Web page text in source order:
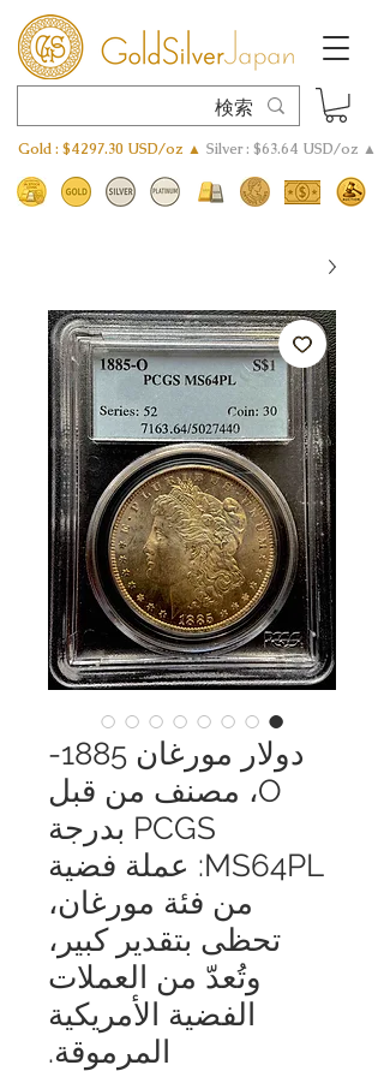
Gold : $4297.30 USD/oz ▲ Silver : $63.64 USD/oz ▲
دولار مورغان 1885-
O، مصنف من قبل
PCGS بدرجة
MS64PL: عملة فضية
من فئة مورغان،
تحظى بتقدير كبير،
وتُعدّ من العملات
الفضية الأمريكية
المرموقة.